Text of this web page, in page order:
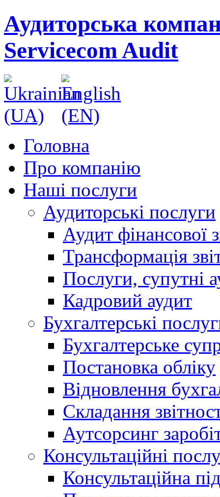
Аудиторська
Servicecom Audit
Головна
Про компанію
Наші послуги
Аудиторські послуги
Аудит фінансової
Трансформація
Послуги, супутні
Кадровий аудит
Бухгалтерські
Бухгалтерське
Постановка обліку
Відновлення
Складання
Аутсорсинг
Консультаційні
Консультаційна